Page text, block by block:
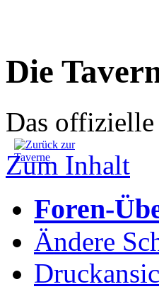
Die
Das
Zum Inhalt
Foren-
Ändere